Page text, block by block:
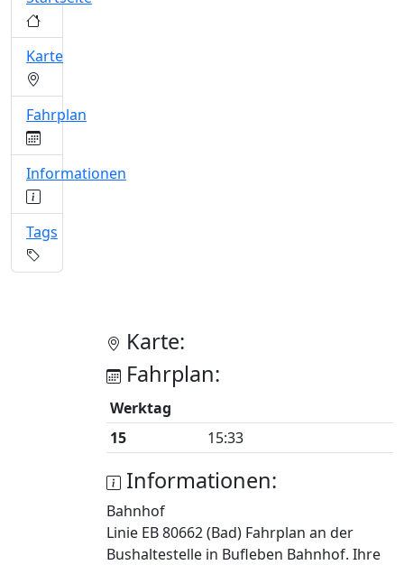
Karte:
Fahrplan:
Werktag
15
15:33
Informationen:
Bahnhof
Linie EB 80662 (Bad) Fahrplan an der
Bushaltestelle in Bufleben Bahnhof. Ihre
Karte
Fahrplan
Informationen
Tags